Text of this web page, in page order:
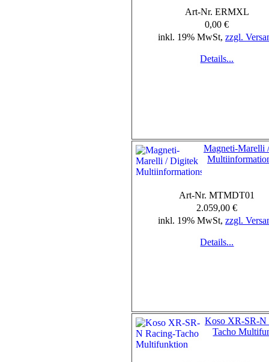
Art-Nr. ERMXL
0,00 €
inkl. 19% MwSt, zzgl.
Details...
Magneti-Marelli
Art-Nr. MTMDT01
2.059,00 €
inkl. 19% MwSt, zzgl.
Details...
Koso XR-SR-N
Tacho